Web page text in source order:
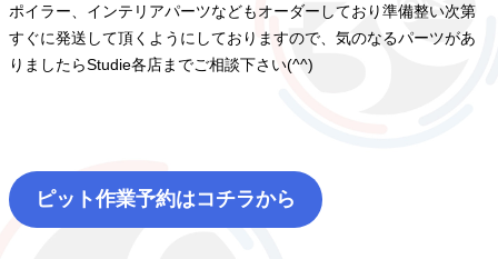
ポイラー、インテリアパーツなどもオーダーしており準備整い次第
すぐに発送して頂くようにしておりますので、気のなるパーツがあ
りましたらStudie各店までご相談下さい(^^)
ピット作業予約はコチラから